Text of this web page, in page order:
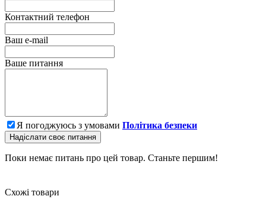
Контактний телефон
Ваш e-mail
Ваше питання
Я погоджуюсь з умовами Політика безпеки
Надіслати своє питання
Поки немає питань про цей товар. Станьте першим!
Схожі товари